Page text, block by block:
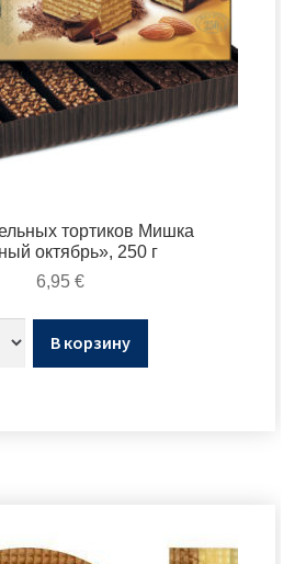
тортиков Мишка
октябрь», 250 г
6,95 €
В корзину